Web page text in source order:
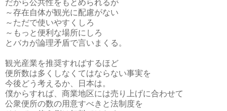
だから公共性をもとめられるが
～存在自体が観光に配慮がない
～ただで使いやすくしろ
～もっと便利な場所にしろ
とバカが論理矛盾で言いまくる。
観光産業を推奨すればするほど
便所数は多くしなくてはならない事実を
今後どう考えるか、日本は。
僕からすれば、商業地区には売り上げに合わせて
公衆便所の数の用意すべきと法制度を